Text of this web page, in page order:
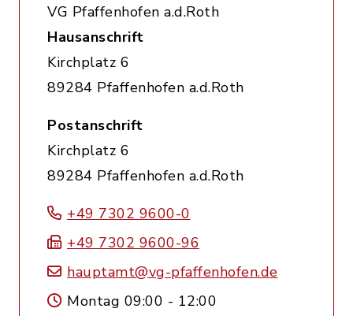
VG Pfaffenhofen a.d.Roth
Hausanschrift
Kirchplatz 6
89284 Pfaffenhofen a.d.Roth
Postanschrift
Kirchplatz 6
89284 Pfaffenhofen a.d.Roth
+49 7302 9600-0
+49 7302 9600-96
hauptamt@vg-pfaffenhofen.de
Montag 09:00 - 12:00